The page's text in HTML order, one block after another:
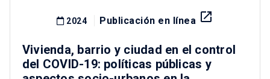
2024 Publicación en línea launch
Vivienda, barrio y ciudad en el control
del COVID-19: políticas públicas y